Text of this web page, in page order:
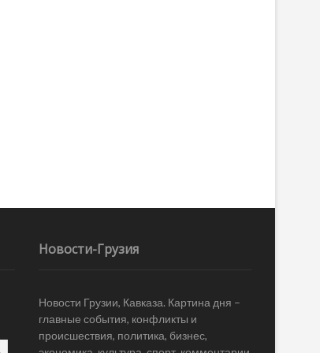
Новости-Грузия
Новости Грузии, Кавказа. Картина дня –
главные события, конфликты и
происшествия, политика, бизнес,